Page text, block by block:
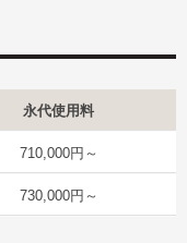
永代使用料
710,000円～
730,000円～